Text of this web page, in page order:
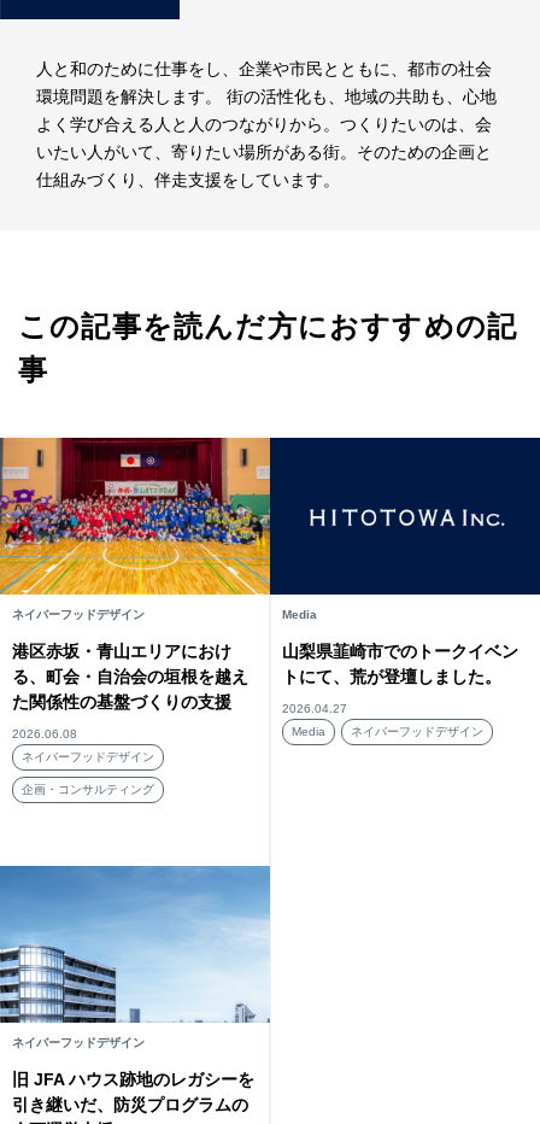
人と和のために仕事をし、企業や市民とともに、都市の社会
環境問題を解決します。 街の活性化も、地域の共助も、心地
よく学び合える人と人のつながりから。つくりたいのは、会
いたい人がいて、寄りたい場所がある街。そのための企画と
仕組みづくり、伴走支援をしています。
この記事を読んだ方におすすめの記
事
ネイバーフッドデザイン
港区赤坂・青山エリアにおけ
る、町会・自治会の垣根を越え
た関係性の基盤づくりの支援
2026.06.08
ネイバーフッドデザイン
企画・コンサルティング
Media
山梨県韮崎市でのトークイベン
トにて、荒が登壇しました。
2026.04.27
Media
ネイバーフッドデザイン
ネイバーフッドデザイン
旧 JFA ハウス跡地のレガシーを
引き継いだ、防災プログラムの